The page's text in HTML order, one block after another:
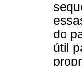
do
útil